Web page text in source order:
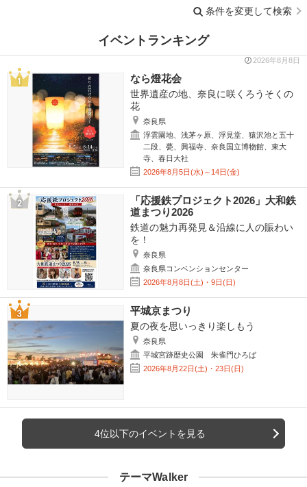
条件を変更して検索
イベントランキング
2026年8月8日
なら燈花会
世界遺産の地、奈良に咲くろうそくの
花
奈良県
浮雲園地、浅茅ヶ原、浮見堂、猿沢池と五十
二段、甍、興福寺、奈良国立博物館、東大
寺、春日大社
2026年8月5日(水)～14日(金)
「応援鉄プロジェクト2026」大和鉄
道まつり2026
鉄道の魅力再発見＆沿線に人の賑わい
を！
奈良県
奈良県コンベンションセンター
2026年8月8日(土)・9日(日)
平城京まつり
夏の夜を思いっきり楽しもう
奈良県
平城宮跡歴史公園 朱雀門ひろば
2026年8月22日(土)・23日(日)
4位以下のイベントを見る
テーマWalker